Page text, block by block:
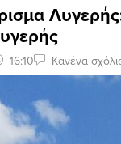
16:10 Κανένα